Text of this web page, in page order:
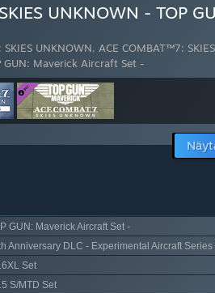
UNKNOWN - TOP
UNKNOWN, ACE COMBAT™7:
GUN: Maverick Aircraft Set -
GUN: Maverick Aircraft Set -
Anniversary DLC - Experimental Aircraft Series
Set
S/MTD Set